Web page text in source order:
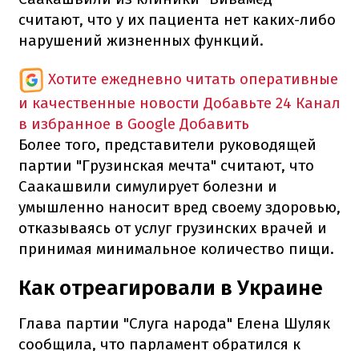
считают, что у их пациента нет каких-либо
нарушений жизненных функций.
Хотите ежедневно читать оперативные
и качественные новости Добавьте 24 Канал
в избранное в Google Добавить
Более того, представители руководящей
партии "Грузинская мечта" считают, что
Саакашвили симулирует болезни и
умышленно наносит вред своему здоровью,
отказываясь от услуг грузинских врачей и
принимая минимальное количество пищи.
Как отреагировали в Украине
Глава партии "Слуга народа" Елена Шуляк
сообщила, что парламент обратился к